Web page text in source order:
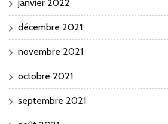
janvier 2022
décembre 2021
novembre 2021
octobre 2021
septembre 2021